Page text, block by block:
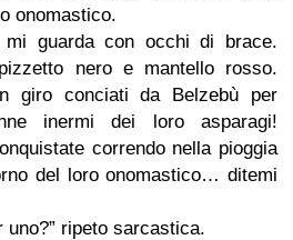
onomastico.
guarda con occhi di brace.
nero e mantello rosso.
giro conciati da Belzebù per
inermi dei loro asparagi!
correndo nella pioggia
del loro onomastico… ditemi
uno?” ripeto sarcastica.